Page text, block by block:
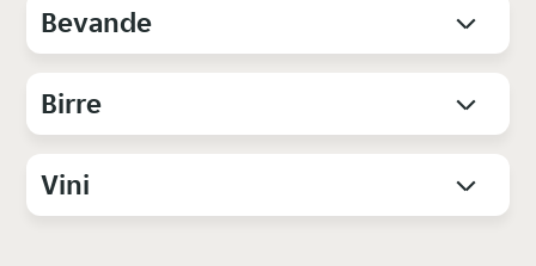
Bevande
Birre
Vini